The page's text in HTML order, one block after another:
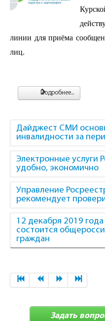
линии для приёма
лиц.
Подробнее...
Дайджест СМИ
инвалидности за
Электронные услуги
удобно, экономично
Управление
рекомендует
12 декабря 2019
состоится
граждан
Задать